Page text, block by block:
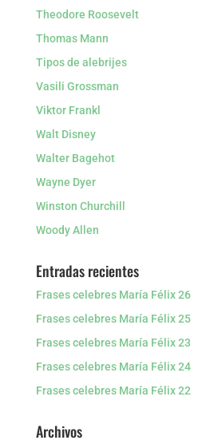
Theodore Roosevelt
Thomas Mann
Tipos de alebrijes
Vasili Grossman
Viktor Frankl
Walt Disney
Walter Bagehot
Wayne Dyer
Winston Churchill
Woody Allen
Entradas recientes
Frases celebres María Félix 26
Frases celebres María Félix 25
Frases celebres María Félix 23
Frases celebres María Félix 24
Frases celebres María Félix 22
Archivos